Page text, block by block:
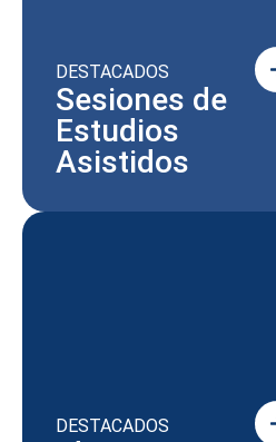
DESTACADOS
Sesiones de
Estudios
Asistidos
DESTACADOS